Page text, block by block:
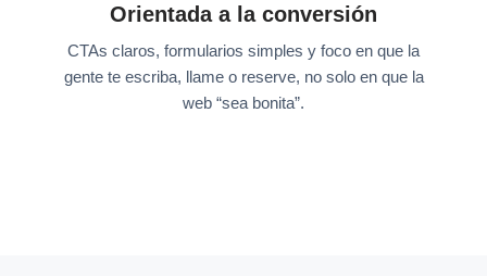
Orientada a la conversión
CTAs claros, formularios simples y foco en que la
gente te escriba, llame o reserve, no solo en que la
web “sea bonita”.